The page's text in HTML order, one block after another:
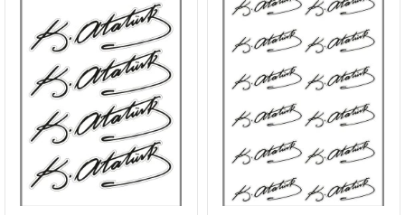
900 TL Üzeri Kargo Ücretsiz 900 TL Üzeri Kargo Ücretsiz